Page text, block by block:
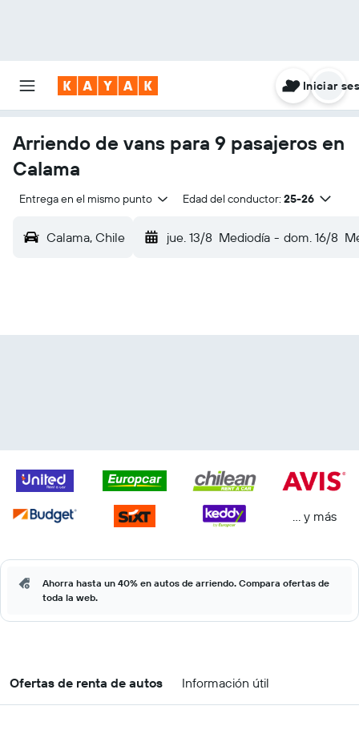
Iniciar
Arriendo de vans para 9 pasajeros en
Calama
Entrega en el mismo punto Edad del conductor: 25-26
Calama, Chile jue. 13/8 Mediodía - dom. 16/8
… y más
Ahorra hasta un 40% en autos de arriendo. Compara ofertas de
toda la web.
Ofertas de renta de autos Información útil